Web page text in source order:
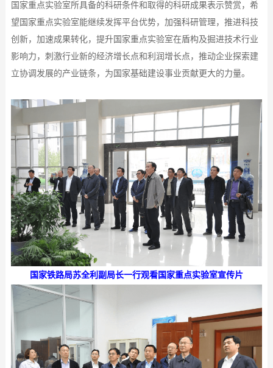
国家重点实验室所具备的科研条件和取得的科研成果表示赞赏，希
望国家重点实验室能继续发挥平台优势，加强科研管理，推进科技
创新，加速成果转化，提升国家重点实验室在盾构及掘进技术行业
影响力，刺激行业新的经济增长点和利润增长点，推动企业探索建
立协调发展的产业链条，为国家基础建设事业贡献更大的力量。
国家铁路局苏全利副局长一行观看国家重点实验室宣传片